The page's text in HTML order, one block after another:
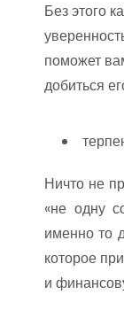
Без этого
поможет
добиться
Ничто не
«не одну
именно то
которое
и